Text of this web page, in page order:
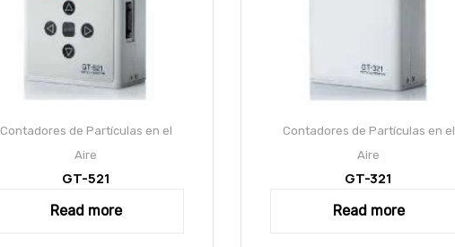
Contadores de Partículas en el
Aire
GT-521
Read more
Contadores de Partículas en el
Aire
GT-321
Read more